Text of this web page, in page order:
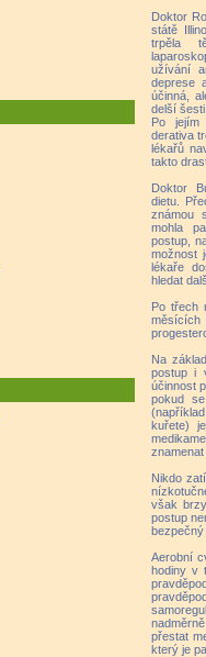
Doktor
státě
trpěla
užívání
deprese
účinná,
delší
Po jejím
derativa
lékařů
takto
Doktor
dietu.
známou
mohla
postup,
možnost
lékaře
hledat
Po třech
Na
postup i
účinnost
pokud
kuřete)
Nikdo
však
postup
Aerobní
hodiny v
přestat
který je